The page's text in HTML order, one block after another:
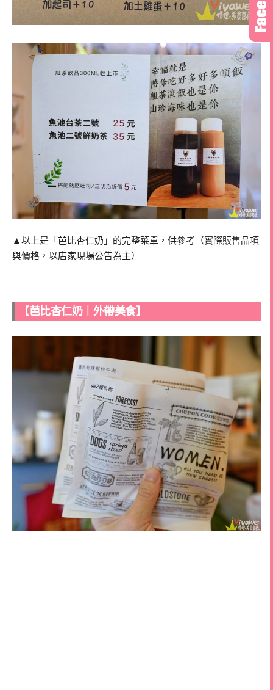
▲以上是「芭比杏仁奶」的完整菜單，供參考（實際販售品項
與價格，以店家現場公告為主）
【芭比杏仁奶｜外帶美食】